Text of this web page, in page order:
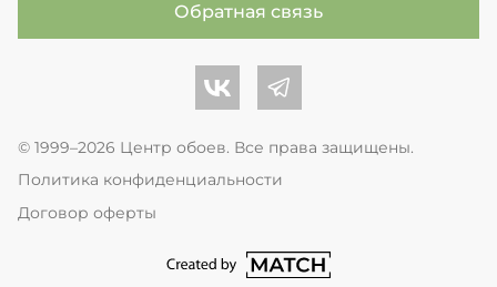
Обратная связь
Центр обоев во Вконтакте
Центр обоев в Телеграме
© 1999–2026 Центр обоев. Все права защищены.
Политика конфиденциальности
Договор оферты
перейти на сайт студии Match